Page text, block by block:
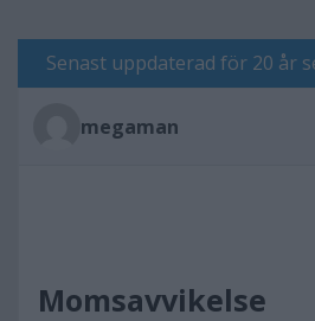
Senast uppdaterad för 20 år
megaman
Momsavvikelse